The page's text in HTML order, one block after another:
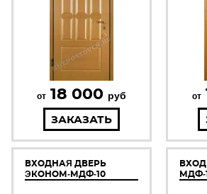
от 18 000 руб
ЗАКАЗАТЬ
от
ВХОДНАЯ ДВЕРЬ
ЭКОНОМ-МДФ-10
МДФ-